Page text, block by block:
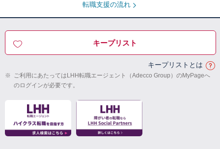
転職支援の流れ
キープリスト
キープリストとは
※ ご利用にあたってはLHH転職エージェント（Adecco Group）のMyPageへ
のログインが必要です。